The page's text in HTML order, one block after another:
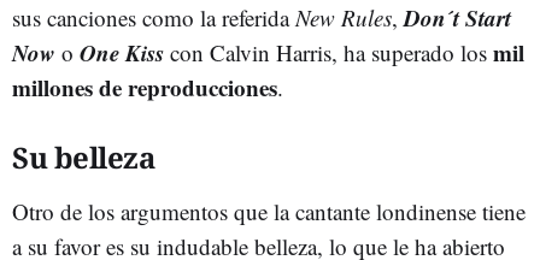
sus canciones como la referidaNew Rules,Don´t Start
Now o One Kiss con Calvin Harris, ha superado los mil
millones de reproducciones.
Su belleza
Otro de los argumentos que la cantante londinense tiene
a su favor es su indudable belleza, lo que le ha abierto